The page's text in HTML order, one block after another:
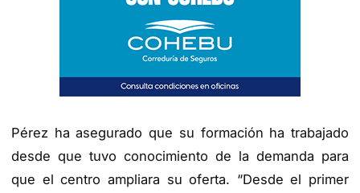
Pérez ha asegurado que su formación ha trabajado
desde que tuvo conocimiento de la demanda para
que el centro ampliara su oferta. “Desde el primer